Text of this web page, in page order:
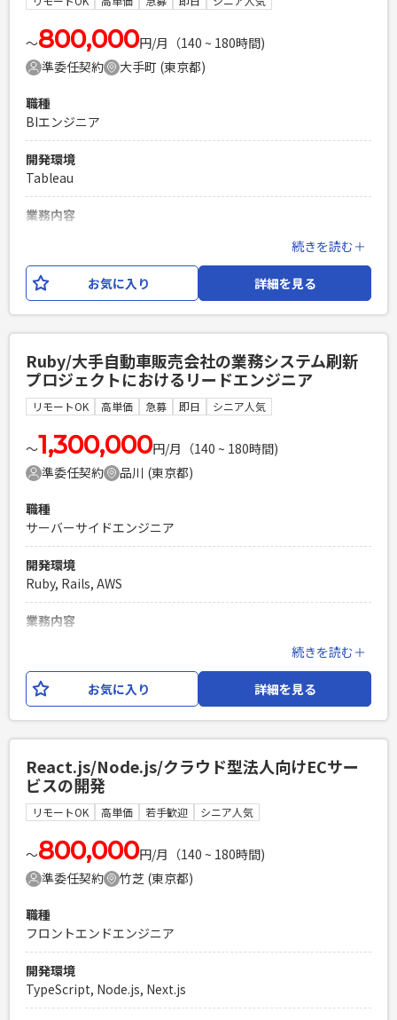
必須スキル
・Webアプリケーション開発経験3年以上 ・FWを用いたPHP
での開発経験3年以上 ・顧客折衝、要件定義〜運用保守まで一
人称で対応できる方（運用保守の経験が重要） ・
発ができればOK）
Laravelを用いた開発経験1年以上
エンジニア複数人のチームでの開発経験
〜800,000円/月（140 ~ 180時間)
準委任契約
大手町 (東京都)
職種
BIエンジニア
開発環境
Tableau
業務内容
（Treasure Data）を使用したデータ分析や BIツール
（tableau）を使用し、経営指標の可視化を行います。 ツール
例： Treasure Data、BigQuery、Snowflake等
ボード構築経験があること（3年程度） ・CDPツールの使用経
験
PHPを用いたWebサービスの開発経験4年以上
エンジニア複数人のチームでの開発経験
続きを読む＋
お気に入り 詳細を見る
Ruby/大手自動車販売会社の業務システム刷新
プロジェクトにおけるリードエンジニア
リモートOK 高単価 急募 即日 シニア人気
〜1,300,000円/月（140 ~ 180時間)
準委任契約
品川 (東京都)
職種
サーバーサイドエンジニア
開発環境
Ruby, Rails, AWS
業務内容
けるリードエンジニアとして参画をしていただきます。 ・シ
ステム内製化として業務システムの刷新プロジェクトを進め
ており、RubyやPythonを用いて業務システムに対して上流工
どのアーキテクチャ設計や開発に携わって頂きます。 ・使用
言語：Ruby、Python、Dart ・FW：RoR、Flutter ・インフ
ラ：AWS、GCP ・開発手法：スクラム（1週間スプリント）
必須スキル
・アーキテクチャ設計をされたご経験 ・AWSに携わったご経
験 ・Rubyを用いて開発をされたご経験
PHPを用いたWebサービスの開発経験4年以上
Laravelを用いた開発経験1年以上
続きを読む＋
お気に入り 詳細を見る
React.js/Node.js/クラウド型法人向けECサー
ビスの開発
リモートOK 高単価 若手歓迎 シニア人気
〜800,000円/月（140 ~ 180時間)
準委任契約
竹芝 (東京都)
職種
フロントエンドエンジニア
開発環境
TypeScript, Node.js, Next.js